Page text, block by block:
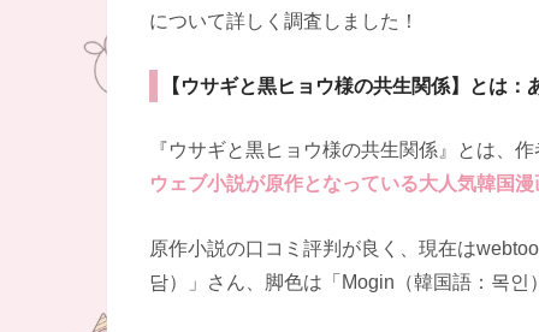
について詳しく調査しました！
【ウサギと黒ヒョウ様の共生関係】とは：
『ウサギと黒ヒョウ様の共生関係』とは、
ウェブ小説が原作となっている大人気韓国漫
原作小説の口コミ評判が良く、現在は
담）」さん、脚色は「Mogin（韓国語：목